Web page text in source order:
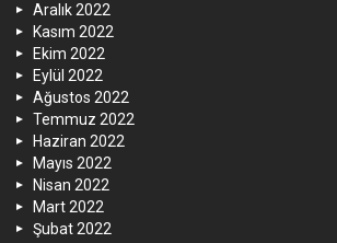
Aralık 2022
Kasım 2022
Ekim 2022
Eylül 2022
Ağustos 2022
Temmuz 2022
Haziran 2022
Mayıs 2022
Nisan 2022
Mart 2022
Şubat 2022